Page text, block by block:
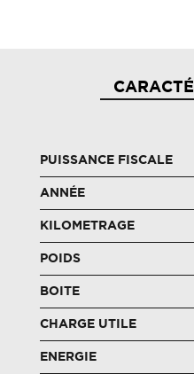
PUISSANCE FISCALE
ANNÉE
KILOMETRAGE
POIDS
BOITE
CHARGE UTILE
ENERGIE